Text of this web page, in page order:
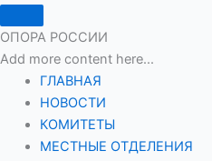
ОПОРА РОССИИ
Add more content here...
ГЛАВНАЯ
НОВОСТИ
КОМИТЕТЫ
МЕСТНЫЕ ОТДЕЛЕНИЯ